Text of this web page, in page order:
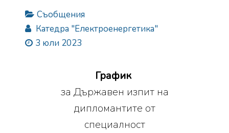
Съобщения
Катедра "Електроенергетика"
3 юли 2023
График
за Държавен изпит на
дипломантите от
специалност